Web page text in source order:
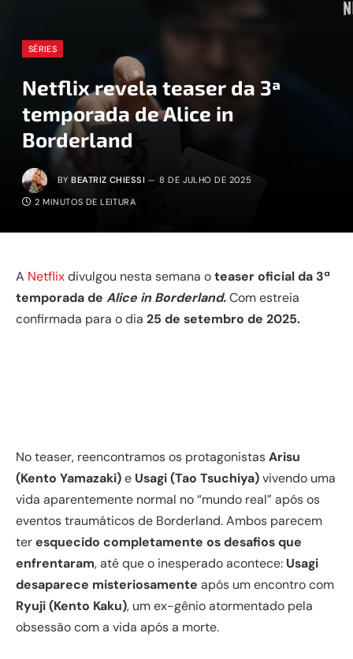
SÉRIES
Netflix revela teaser da 3ª
temporada de Alice in
Borderland
BY BEATRIZ CHIESSI 8 DE JULHO DE 2025
2 MINUTOS DE LEITURA
A Netflixdivulgou nesta semana oteaser oficial da 3ª
temporada de Alice in Borderland.Com estreia
confirmada para o dia 25 de setembro de 2025.
No teaser, reencontramos os protagonistasArisu
(Kento Yamazaki)e Usagi (Tao Tsuchiya)vivendo uma
vida aparentemente normal no “mundo real” após os
eventos traumáticos de Borderland. Ambos parecem
teresquecido completamente os desafios que
enfrentaram, até que o inesperado acontece: Usagi
desaparece misteriosamente após um encontro com
Ryuji (Kento Kaku), um ex-gênio atormentado pela
obsessão com a vida após a morte.